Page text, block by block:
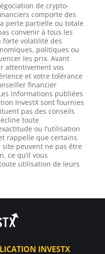
de crypto-
comporte des
perte partielle ou totale
convenir à tous les
forte volatilité des
politiques ou
les prix. Avant
attentivement vos
et votre tolérance
financier
informations publiées
InvestX sont fournies
pas des conseils
toute
ou l’utilisation
rappelle que certains
peuvent ne pas être
ce qu’il vous
utilisation de leurs
INVESTX